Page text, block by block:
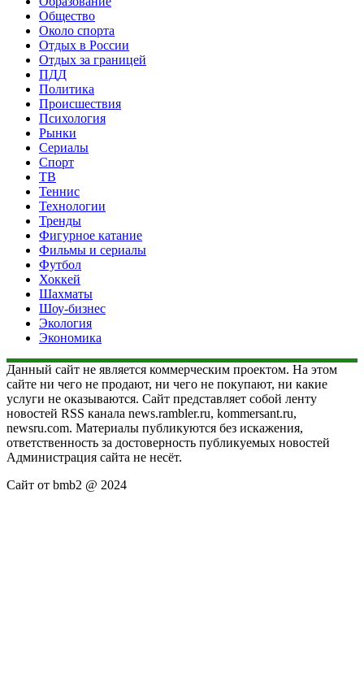
Общество
Около спорта
Отдых в России
Отдых за границей
ПДД
Политика
Происшествия
Психология
Рынки
Сериалы
Спорт
ТВ
Теннис
Технологии
Тренды
Фигурное катание
Фильмы и сериалы
Футбол
Хоккей
Шахматы
Шоу-бизнес
Экология
Экономика
Данный сайт не является коммерческим проектом. На этом
сайте ни чего не продают, ни чего не покупают, ни какие
услуги не оказываются. Сайт представляет собой ленту
новостей RSS канала news.rambler.ru, kommersant.ru,
newsru.com. Материалы публикуются без искажения,
ответственность за достоверность публикуемых новостей
Администрация сайта не несёт.
Сайт от bmb2 @ 2024